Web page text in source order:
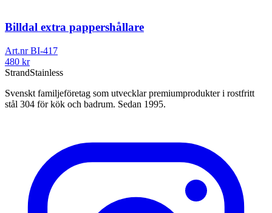
Billdal extra pappershållare
Art.nrBI-417
480 kr
StrandStainless
Svenskt familjeföretag som utvecklar premiumprodukter i rostfritt
stål 304 för kök och badrum. Sedan 1995.